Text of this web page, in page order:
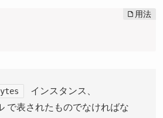
インスタンス、
で表されたものでなければな